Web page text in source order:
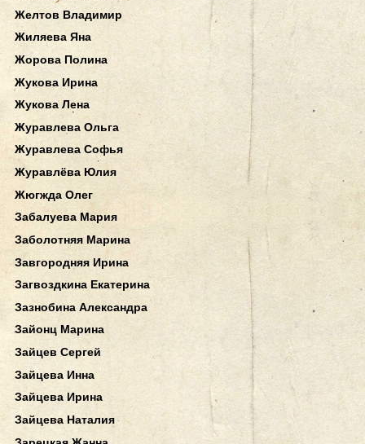
Желтов Владимир
Жиляева Яна
Жорова Полина
Жукова Ирина
Жукова Лена
Журавлева Ольга
Журавлева Софья
Журавлёва Юлия
Жюгжда Олег
Забалуева Мария
Заболотняя Марина
Завгородняя Ирина
Загвоздкина Екатерина
Зазнобина Александра
Зайонц Марина
Зайцев Сергей
Зайцева Инна
Зайцева Ирина
Зайцева Наталия